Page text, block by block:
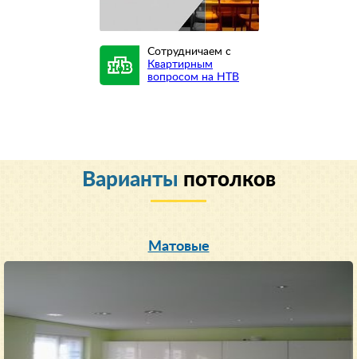
Сотрудничаем с
Квартирным
вопросом на НТВ
Варианты потолков
Матовые